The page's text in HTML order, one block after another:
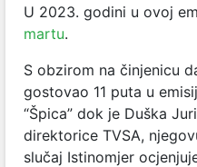
U 2023. godini u ovoj
martu.
S obzirom na činjenicu
gostovao 11 puta u
“Špica” dok je Duška
direktorice TVSA,
slučaj Istinomjer